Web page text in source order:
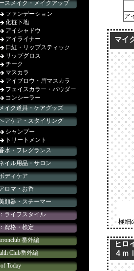
ア
マイ
極細
ヒロ
４ｍ